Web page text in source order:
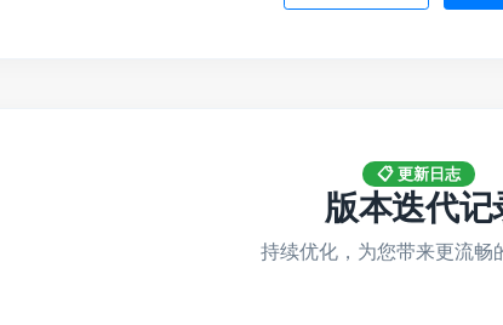
📋 更新日志
版本迭代记
持续优化，为您带来更流畅